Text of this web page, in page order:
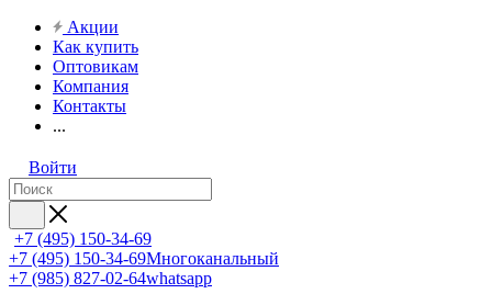
Акции
Как купить
Оптовикам
Компания
Контакты
...
Войти
+7 (495) 150-34-69
+7 (495) 150-34-69Многоканальный
+7 (985) 827-02-64whatsapp